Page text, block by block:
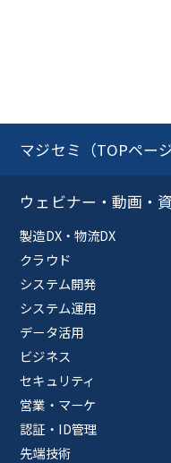
マジセミ（TOPページ
ウェビナー・動画・
製造DX・物流DX
クラウド
システム開発
システム運用
データ活用
ビジネス
セキュリティ
営業・マーケ
認証・ID管理
先端技術